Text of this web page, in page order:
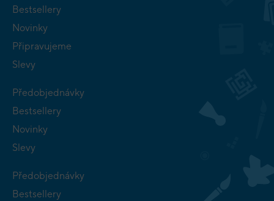
Bestsellery
Novinky
Připravujeme
Slevy
Předobjednávky
Bestsellery
Novinky
Slevy
Předobjednávky
Bestsellery